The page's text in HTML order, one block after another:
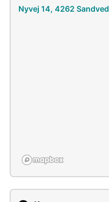
Nyvej 14, 4262 Sandved